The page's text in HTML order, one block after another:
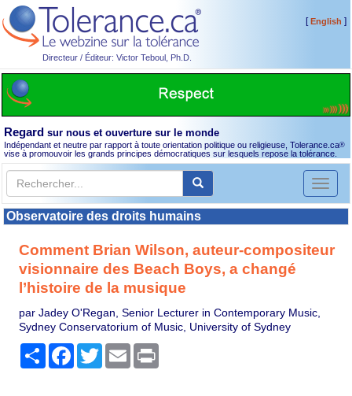
Directeur / Éditeur: Victor Teboul, Ph.D.
[English ]
Regard sur nous et ouverture sur le monde
Indépendant et neutre par rapport à toute orientation politique ou religieuse, Tolerance.ca®
vise à promouvoir les grands principes démocratiques sur lesquels repose la tolérance.
Toggle
Observatoire des droits humains
Comment Brian Wilson, auteur-compositeur
visionnaire des Beach Boys, a changé
l’histoire de la musique
par Jadey O'Regan, Senior Lecturer in Contemporary Music,
Sydney Conservatorium of Music, University of Sydney
PartagerFacebook
TwitterEmail